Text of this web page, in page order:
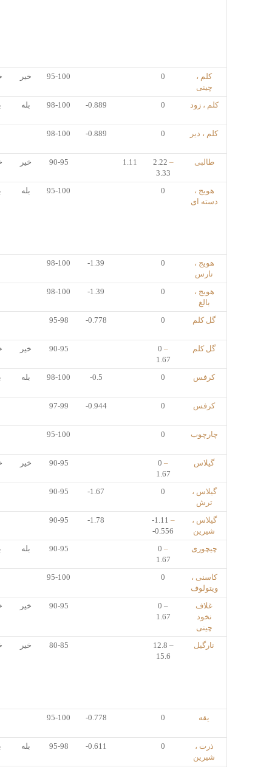
کلم ،
چینی
0
95-100 خیر
کلم ، زود 0
-0.889
98-100 بله
کلم ، دیر 0
-0.889
98-100
طالبی 2.22 –
3.33
1.11
90-95 خیر
هویج ،
دسته ای
0
95-100 بله
هویج ،
نارس
0
-1.39
98-100
هویج ،
بالغ
0
-1.39
98-100
گل کلم 0
-0.778
95-98
گل کلم 0 –
1.67
90-95 خیر
کرفس 0
-0.5
98-100 بله
کرفس 0
-0.944
97-99
چارچوب 0
95-100
گیلاس 0 –
1.67
90-95 خیر
گیلاس ،
ترش
0
-1.67
90-95
گیلاس ،
شیرین
-1.11 –
-0.556
-1.78
90-95
چیچوری 0 –
1.67
90-95 بله
کاسنی ،
ویتولوف
0
95-100
غلاف
نخود
چینی
0 –
1.67
90-95 خیر
نارگیل
12.8 –
15.6
80-85 خیر
یقه 0
-0.778
95-100
ذرت ،
شیرین
0
-0.611
95-98 بله